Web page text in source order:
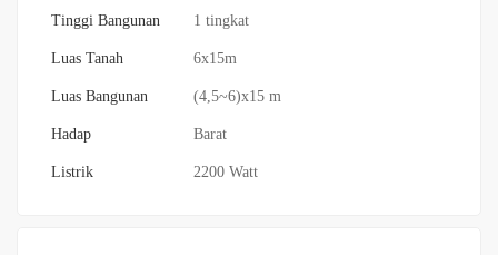
Tinggi Bangunan 1 tingkat
Luas Tanah 6x15m
Luas Bangunan (4,5~6)x15 m
Hadap Barat
Listrik 2200 Watt